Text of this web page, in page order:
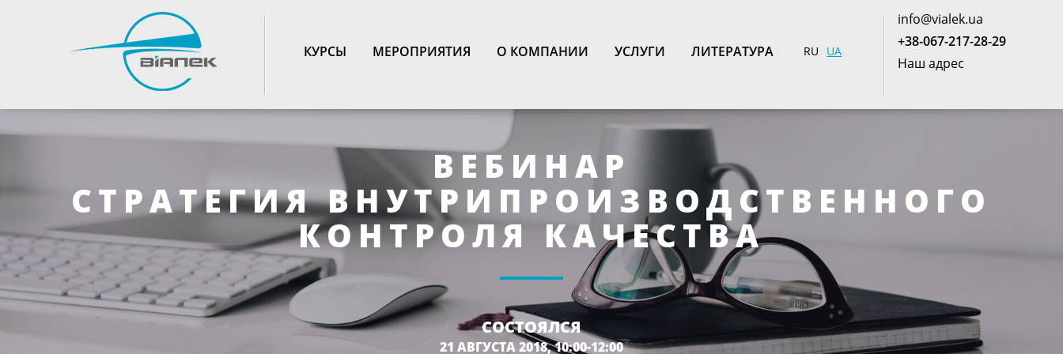
TOGGLE_NAVIGATION
КУРСЫ МЕРОПРИЯТИЯ О КОМПАНИИ УСЛУГИ ЛИТЕРАТУРА RU UA
info@vialek.ua
+38-067-217-28-29
Наш адрес
ВЕБИНАР
СТРАТЕГИЯ ВНУТРИПРОИЗВОДСТВЕННОГО
КОНТРОЛЯ КАЧЕСТВА
СОСТОЯЛСЯ
21 АВГУСТА 2018, 10:00-12:00